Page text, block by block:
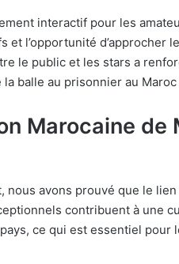
interactif pour les
et l’opportunité d’approcher
le public et les stars a
balle au prisonnier au
Marocaine
nous avons prouvé que le
contribuent à une
ce qui est essentiel pour